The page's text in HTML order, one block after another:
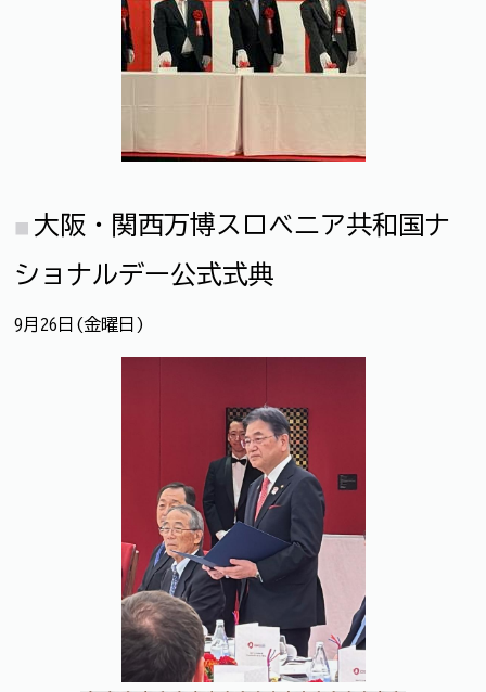
大阪・関西万博スロベニア共和国ナ
ショナルデー公式式典
9月26日(金曜日)